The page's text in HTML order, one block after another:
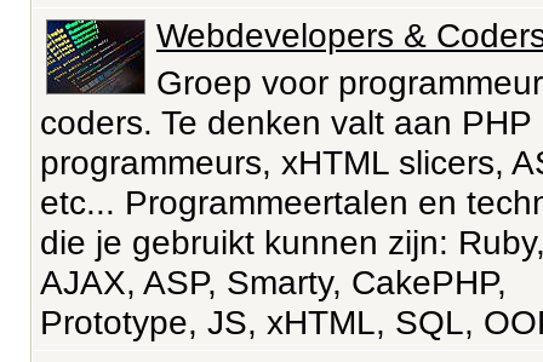
Webdevelopers &
Groep voor
coders. Te denken valt aan PHP
programmeurs, xHTML slicers,
etc... Programmeertalen en
die je gebruikt kunnen zijn:
AJAX, ASP, Smarty, CakePHP,
Prototype, JS, xHTML, SQL,